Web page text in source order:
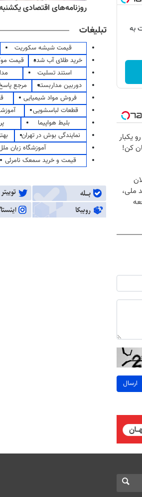
به
یکبار
کن!
ملی،
ارسال
روزنامه‌های اقتصادی یکشنبه ۱۸ مرداد
تبلیغات
قیمت شیشه سکوریت
خرید طلای آب شده
قیمت
استند تسلیت
دوربین مداربسته
مرجع
فروش مواد شیمیایی
قطعات لباسشویی
بلیط هواپیما
نمایندگی بوش در تهران
آموزشگاه زبان
قیمت و خرید سمعک نامرئی